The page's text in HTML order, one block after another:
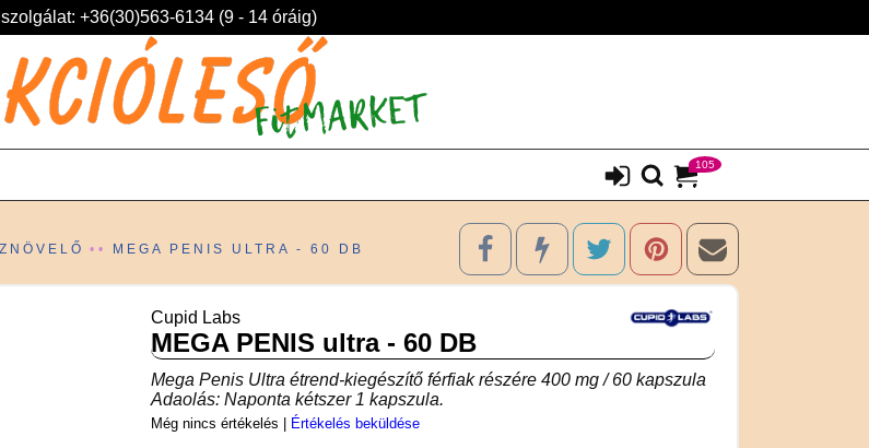
+36(30)563-6134 (9 - 14 óráig)
105
MEGA PENIS ULTRA - 60 DB
Cupid Labs
MEGA PENIS ultra - 60 DB
Mega Penis Ultra étrend-kiegészítő férfiak részére 400 mg / 60 kapszula
Adaolás: Naponta kétszer 1 kapszula.
Még nincs értékelés Értékelés beküldése